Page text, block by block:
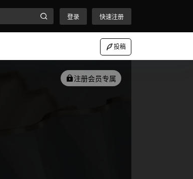
登录 快速注册
投稿
注册会员专属